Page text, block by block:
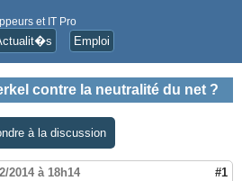
et IT Pro
Emploi
contre la neutralité du net ?
à la discussion
2014 à 18h14 #1